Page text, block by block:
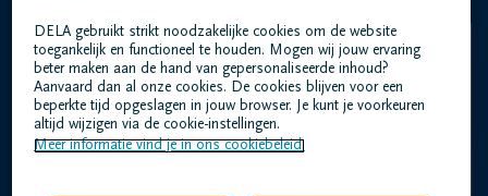
Home
Wie zijn we
Contact
DELA gebruikt strikt noodzakelijke cookies om de website
toegankelijk en functioneel te houden. Mogen wij jouw ervaring
beter maken aan de hand van gepersonaliseerde inhoud?
Aanvaard dan al onze cookies. De cookies blijven voor een
beperkte tijd opgeslagen in jouw browser. Je kunt je voorkeuren
altijd wijzigen via de cookie-instellingen.
Meer informatie vind je in ons cookiebeleid.